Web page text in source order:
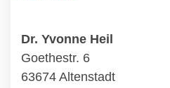
Dr. Yvonne Heil
Goethestr. 6
63674 Altenstadt